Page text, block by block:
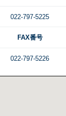
022-797-5225
FAX番号
022-797-5226